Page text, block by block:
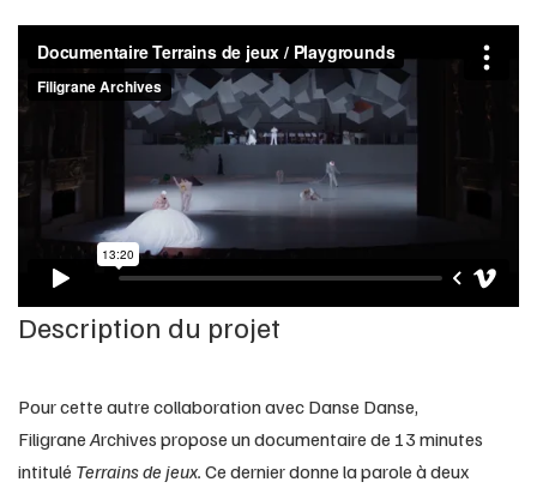
Description du projet
Pour cette autre collaboration avec Danse Danse,
Filigrane Archives propose un documentaire de 13 minutes
intitulé Terrains de jeux. Ce dernier donne la parole à deux